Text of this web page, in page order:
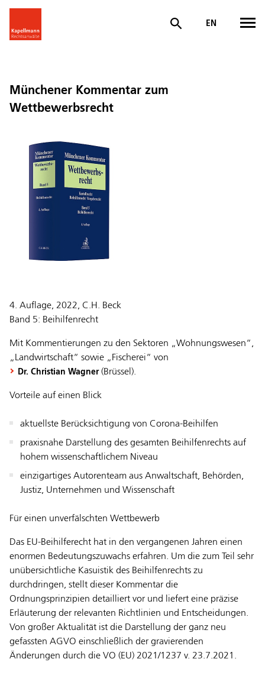
EN
Münchener Kommentar zum
Wettbewerbsrecht
4. Auflage, 2022, C.H. Beck
Band 5: Beihilfenrecht
Mit Kommentierungen zu den Sektoren „Wohnungswesen“,
„Landwirtschaft“ sowie „Fischerei“ von
Dr. Christian Wagner(Brüssel).
Vorteile auf einen Blick
aktuellste Berücksichtigung von Corona-Beihilfen
praxisnahe Darstellung des gesamten Beihilfenrechts auf
hohem wissenschaftlichem Niveau
einzigartiges Autorenteam aus Anwaltschaft, Behörden,
Justiz, Unternehmen und Wissenschaft
Für einen unverfälschten Wettbewerb
Das EU-Beihilferecht hat in den vergangenen Jahren einen
enormen Bedeutungszuwachs erfahren. Um die zum Teil sehr
unübersichtliche Kasuistik des Beihilfenrechts zu
durchdringen, stellt dieser Kommentar die
Ordnungsprinzipien detailliert vor und liefert eine präzise
Erläuterung der relevanten Richtlinien und Entscheidungen.
Von großer Aktualität ist die Darstellung der ganz neu
gefassten AGVO einschließlich der gravierenden
Änderungen durch die VO (EU) 2021/1237 v. 23.7.2021.